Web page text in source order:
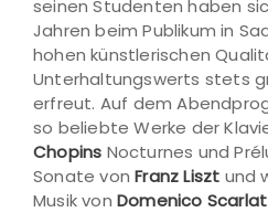
seinen Studenten haben
Jahren beim Publikum in
hohen künstlerischen
Unterhaltungswerts stets
erfreut. Auf dem
so beliebte Werke der
Chopins Nocturnes und
Sonate vonFranz Liszt und
Musik von Domenico